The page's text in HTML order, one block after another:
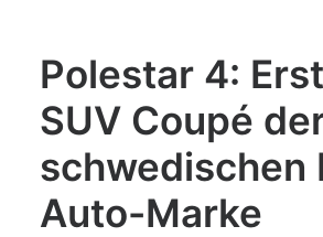
Polestar 4:
SUV Coupé
schwedischen
Auto-Marke